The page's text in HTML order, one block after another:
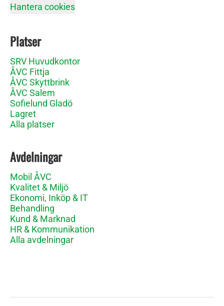
Hantera cookies
Platser
SRV Huvudkontor
ÅVC Fittja
ÅVC Skyttbrink
ÅVC Salem
Sofielund Gladö
Lagret
Alla platser
Avdelningar
Mobil ÅVC
Kvalitet & Miljö
Ekonomi, Inköp & IT
Behandling
Kund & Marknad
HR & Kommunikation
Alla avdelningar